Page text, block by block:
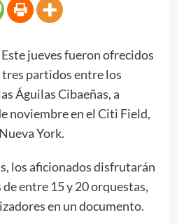
jueves fueron ofrecidos
tres partidos entre los
Águilas Cibaeñas, a
noviembre en el Citi Field,
York.
los aficionados disfrutarán
entre 15 y 20 orquestas,
en un documento.